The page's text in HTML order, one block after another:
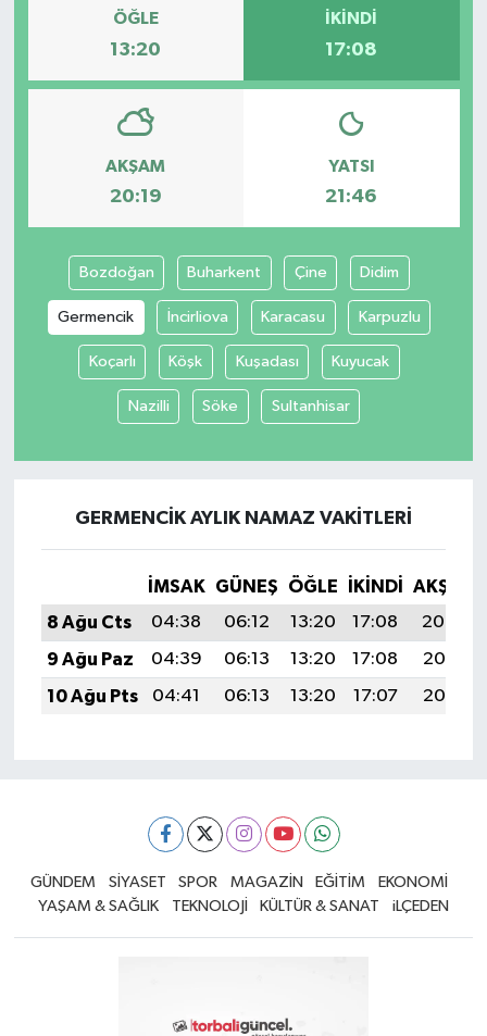
ÖĞLE
13:20
İKINDI
17:08
AKŞAM
20:19
YATSI
21:46
Bozdoğan Buharkent Çine Didim
Germencik İncirliova Karacasu Karpuzlu
Koçarlı Köşk Kuşadası Kuyucak
Nazilli Söke Sultanhisar
GERMENCIK AYLIK NAMAZ VAKITLERI
İMSAK GÜNEŞ ÖĞLE İKINDI
AKŞAM
8 Ağu Cts
04:38 06:12 13:20 17:08
20:19
9 Ağu Paz
04:39 06:13 13:20 17:08
20:18
10 Ağu Pts
04:41 06:13 13:20 17:07 20:17
GÜNDEM SİYASET SPOR MAGAZİN EĞİTİM
EKONOMİ
YAŞAM & SAĞLIK
TEKNOLOJİ KÜLTÜR & SANAT iLÇEDEN